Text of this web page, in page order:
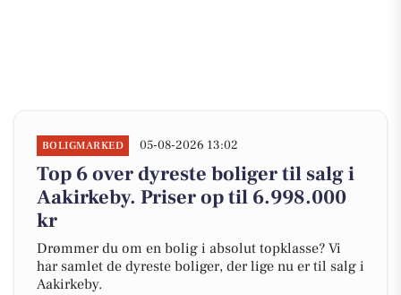
BOLIGMARKED 05-08-2026 13:02
Top 6 over dyreste boliger til salg i
Aakirkeby. Priser op til 6.998.000
kr
Drømmer du om en bolig i absolut topklasse? Vi
har samlet de dyreste boliger, der lige nu er til salg i
Aakirkeby.